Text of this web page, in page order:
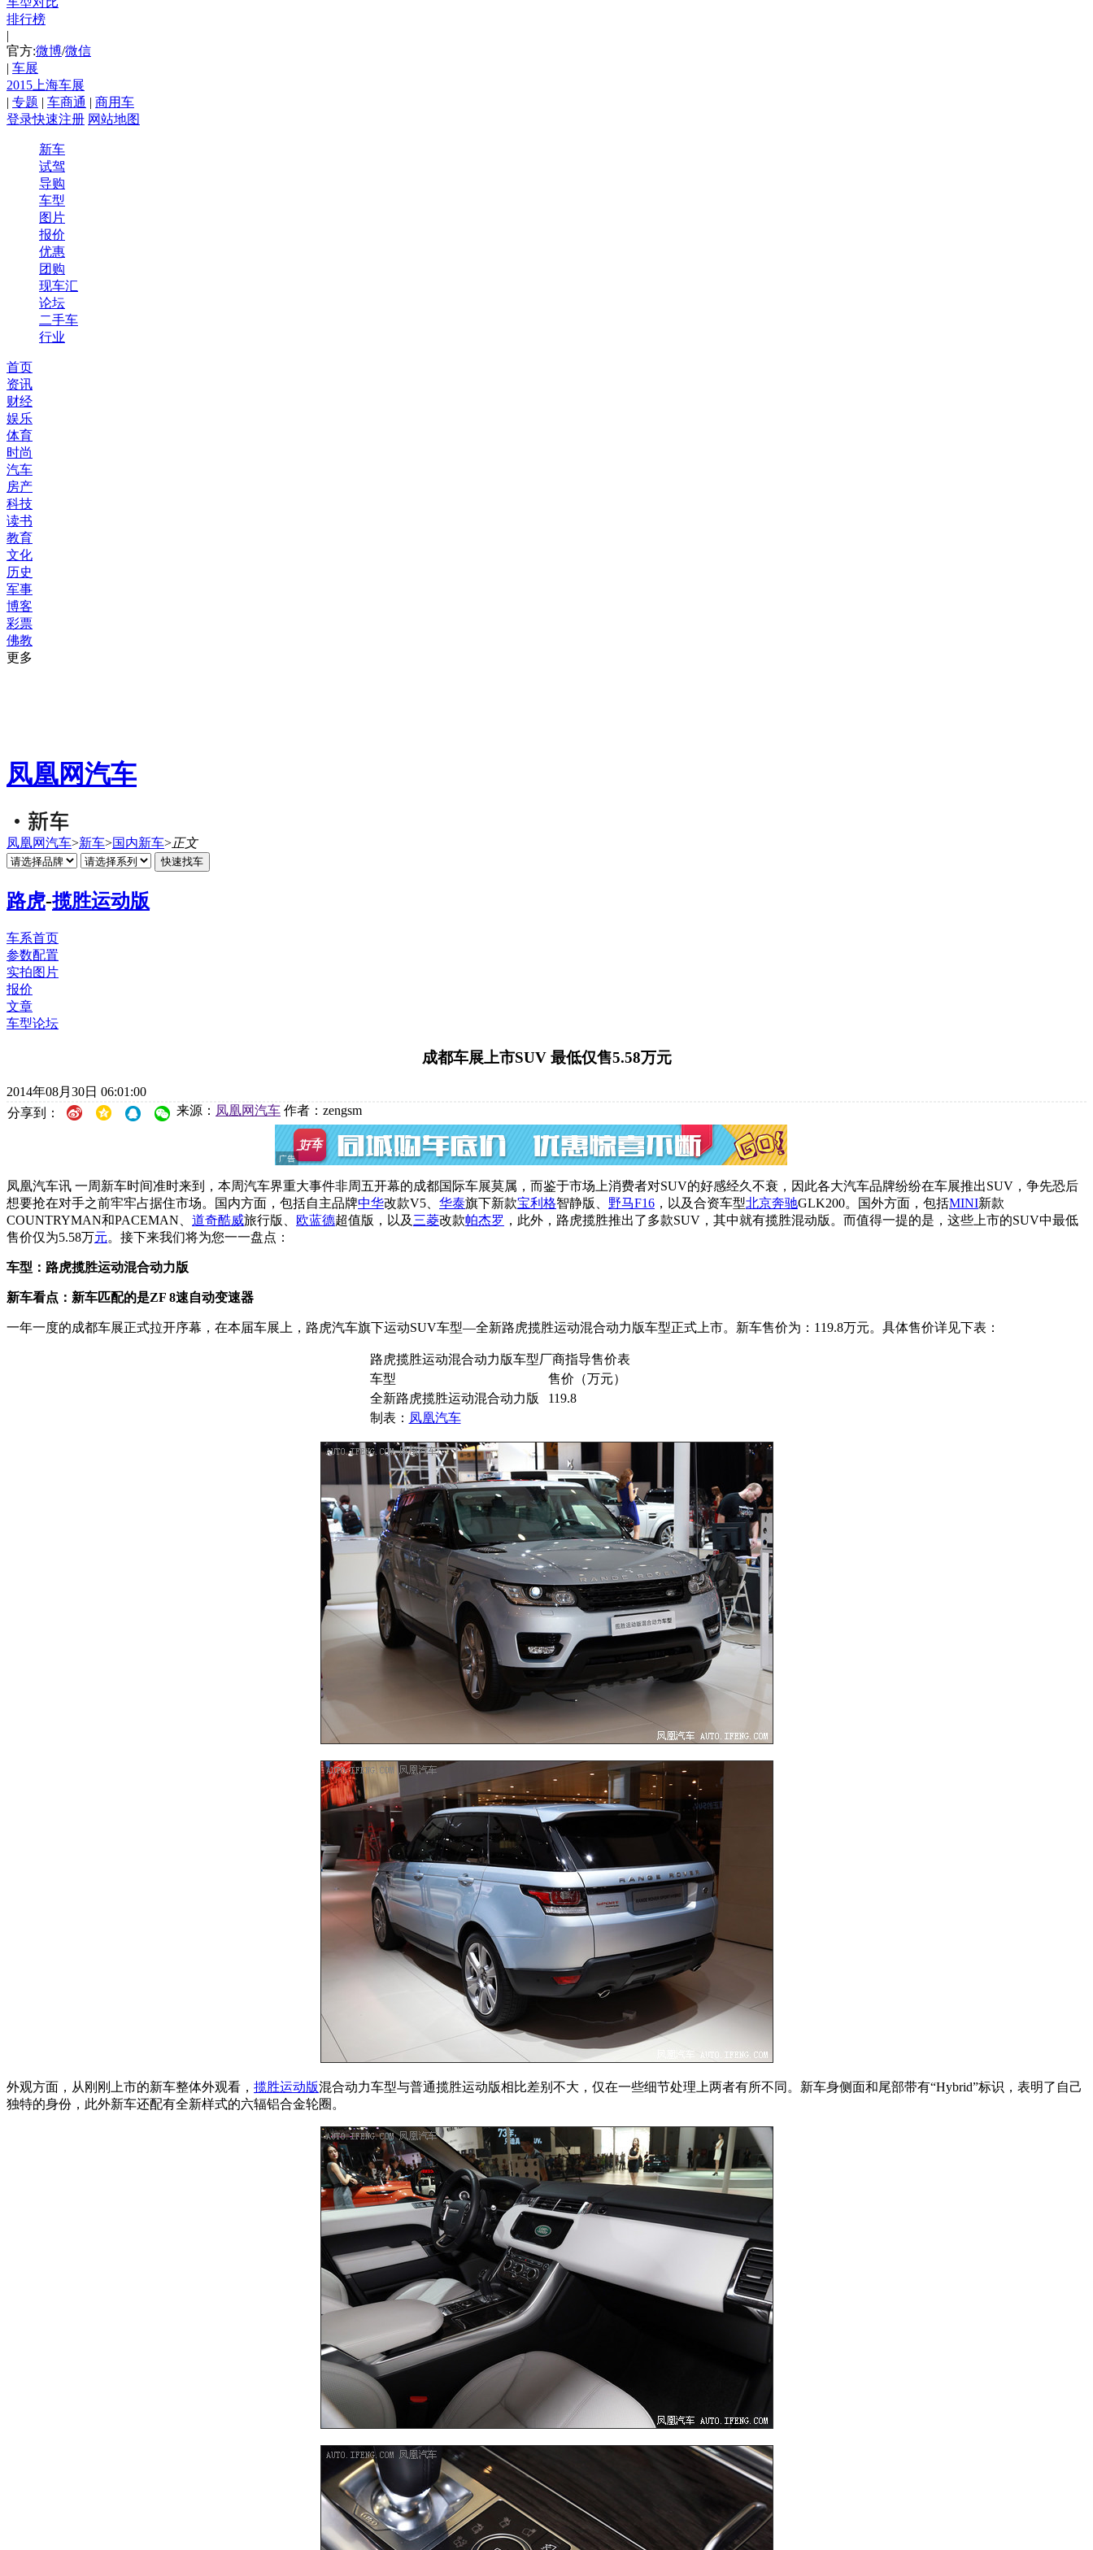
排行榜
|
官方:微博/微信
| 车展
2015上海车展
| 专题 | 车商通 | 商用车
登录快速注册 网站地图
新车
试驾
导购
车型
图片
报价
优惠
团购
现车汇
论坛
二手车
行业
首页
资讯
财经
娱乐
体育
时尚
汽车
房产
科技
读书
教育
文化
历史
军事
博客
彩票
佛教
更多
凤凰网汽车
凤凰网汽车>新车>国内新车>正文
路虎-揽胜运动版
车系首页
参数配置
实拍图片
报价
文章
车型论坛
成都车展上市SUV 最低仅售5.58万元
2014年08月30日 06:01:00
分享到：
来源： 凤凰网汽车 作者：zengsm
凤凰汽车讯 一周新车时间准时来到，本周汽车界重大事件非周五开幕的成都国际车展莫属，而鉴于市场上消费者对SUV的好感经久不衰，因此各大汽车品牌纷纷在车展推出SUV，争先恐后
想要抢在对手之前牢牢占据住市场。国内方面，包括自主品牌中华改款V5、 华泰旗下新款宝利格智静版、 野马F16 ，以及合资车型北京奔驰GLK200。国外方面，包括MINI新款
COUNTRYMAN和PACEMAN、 道奇酷威旅行版、 欧蓝德超值版，以及 三菱改款帕杰罗 ，此外，路虎揽胜推出了多款SUV，其中就有揽胜混动版。而值得一提的是，这些上市的SUV中最低
售价仅为5.58万元。接下来我们将为您一一盘点：
车型：路虎揽胜运动混合动力版
新车看点：新车匹配的是ZF 8速自动变速器
一年一度的成都车展正式拉开序幕，在本届车展上，路虎汽车旗下运动SUV车型—全新路虎揽胜运动混合动力版车型正式上市。新车售价为：119.8万元。具体售价详见下表：
路虎揽胜运动混合动力版车型厂商指导售价表
车型
售价（万元）
全新路虎揽胜运动混合动力版
119.8
制表： 凤凰汽车
外观方面，从刚刚上市的新车整体外观看， 揽胜运动版混合动力车型与普通揽胜运动版相比差别不大，仅在一些细节处理上两者有所不同。新车身侧面和尾部带有“Hybrid”标识，表明了自己
独特的身份，此外新车还配有全新样式的六辐铝合金轮圈。